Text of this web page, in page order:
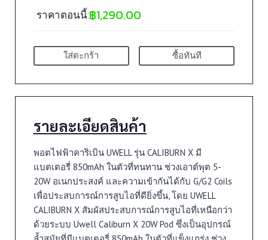
ราคาตอนนี้:฿1,290.00
ใส่ตะกร้า ซื้อทันที
รายละเอียดสินค้า
พอตไฟฟ้าคาริเบิน UWELL รุ่น CALIBURN X มี
แบตเตอรี่ 850mAh ในตัวที่ทนทาน ช่วงเอาต์พุต 5-
20W อเนกประสงค์ และความเข้ากันได้กับ G/G2 Coils
เพื่อประสบการณ์การสูบไอที่ดียิ่งขึ้น, โดย UWELL
CALIBURN X สัมผัสประสบการณ์การสูบไอที่เหนือกว่า
ด้วยระบบ Uwell Caliburn X 20W Pod ซึ่งเป็นอุปกรณ์